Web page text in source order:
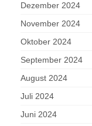
Dezember 2024
November 2024
Oktober 2024
September 2024
August 2024
Juli 2024
Juni 2024